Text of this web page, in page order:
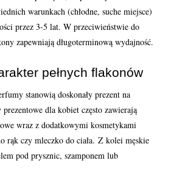
warunkach (chłodne, suche miejsce)
przez 3-5 lat. W przeciwieństwie do
zapewniają długoterminową wydajność.
pełnych flakonów
stanowią doskonały prezent na
dla kobiet często zawierają
wraz z dodatkowymi kosmetykami
rąk czy mleczko do ciała. Z kolei męskie
pod prysznic, szamponem lub